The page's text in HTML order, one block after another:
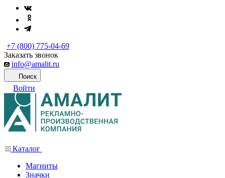
+7 (800) 775-04-69
Заказать звонок
info@amalit.ru
Поиск
Войти
Каталог
Магниты
Значки